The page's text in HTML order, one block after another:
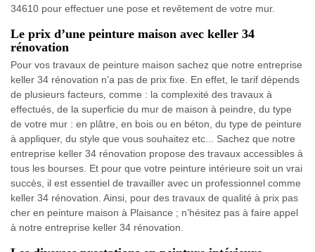
34610 pour effectuer une pose et revêtement de votre mur.
Le prix d’une peinture maison avec keller 34
rénovation
Pour vos travaux de peinture maison sachez que notre entreprise
keller 34 rénovation n’a pas de prix fixe. En effet, le tarif dépends
de plusieurs facteurs, comme : la complexité des travaux à
effectués, de la superficie du mur de maison à peindre, du type
de votre mur : en plâtre, en bois ou en béton, du type de peinture
à appliquer, du style que vous souhaitez etc... Sachez que notre
entreprise keller 34 rénovation propose des travaux accessibles à
tous les bourses. Et pour que votre peinture intérieure soit un vrai
succès, il est essentiel de travailler avec un professionnel comme
keller 34 rénovation. Ainsi, pour des travaux de qualité à prix pas
cher en peinture maison à Plaisance ; n’hésitez pas à faire appel
à notre entreprise keller 34 rénovation.